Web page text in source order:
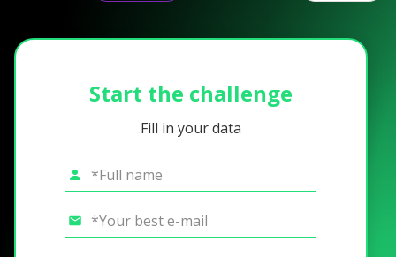
Start the challenge
Fill in your data